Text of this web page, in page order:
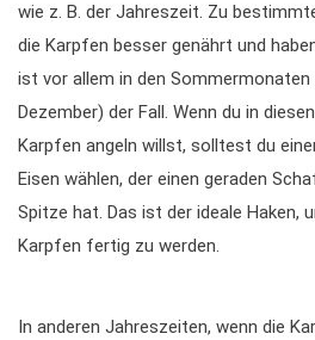
wie z. B. der Jahreszeit. Zu
die Karpfen besser genährt und
ist vor allem in den
Dezember) der Fall. Wenn du in
Karpfen angeln willst, solltest du
Eisen wählen, der einen geraden
Spitze hat. Das ist der ideale Haken,
Karpfen fertig zu werden.
In anderen Jahreszeiten, wenn die